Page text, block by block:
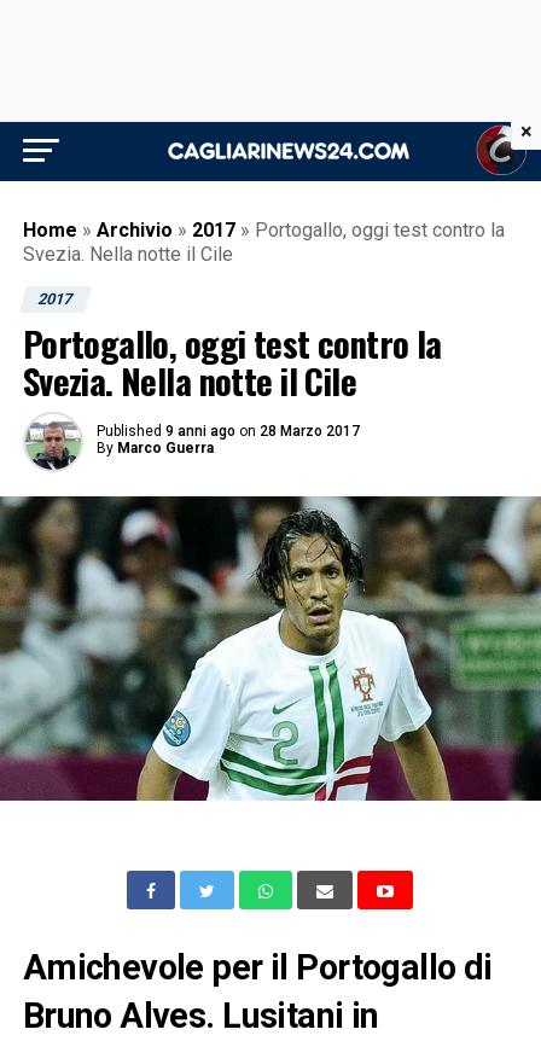
Home » Archivio » 2017 » Portogallo, oggi test contro la
Svezia. Nella notte il Cile
2017
Portogallo, oggi test contro la
Svezia. Nella notte il Cile
Published 9 anni ago on 28 Marzo 2017
By Marco Guerra
Amichevole per il Portogallo di
Bruno Alves. Lusitani in
×